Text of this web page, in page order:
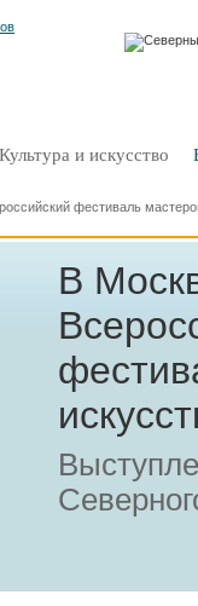
Культура и искусство
фестиваль
В